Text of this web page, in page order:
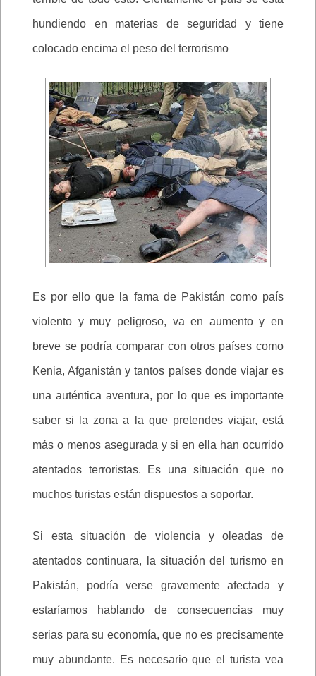
hundiendo en materias de seguridad y tiene
colocado encima el peso del terrorismo
Es por ello que la fama de Pakistán como país
violento y muy peligroso, va en aumento y en
breve se podría comparar con otros países como
Kenia, Afganistán y tantos países donde viajar es
una auténtica aventura, por lo que es importante
saber si la zona a la que pretendes viajar, está
más o menos asegurada y si en ella han ocurrido
atentados terroristas. Es una situación que no
muchos turistas están dispuestos a soportar.
Si esta situación de violencia y oleadas de
atentados continuara, la situación del turismo en
Pakistán, podría verse gravemente afectada y
estaríamos hablando de consecuencias muy
serias para su economía, que no es precisamente
muy abundante. Es necesario que el turista vea